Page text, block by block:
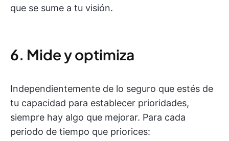
que se sume a tu visión.
6. Mide y optimiza
Independientemente de lo seguro que estés de
tu capacidad para establecer prioridades,
siempre hay algo que mejorar. Para cada
periodo de tiempo que priorices: